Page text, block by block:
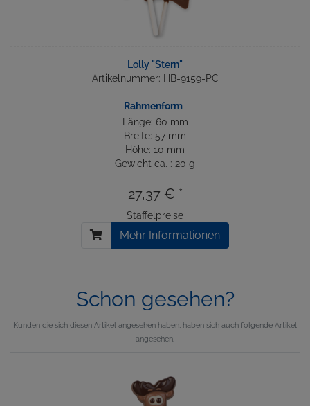
Lolly "Stern"
Artikelnummer: HB-9159-PC
Rahmenform
Länge: 60 mm
Breite: 57 mm
Höhe: 10 mm
Gewicht ca. : 20 g
27,37 € *
Staffelpreise
Mehr Informationen
Schon gesehen?
Kunden die sich diesen Artikel angesehen haben, haben sich auch folgende Artikel
angesehen.